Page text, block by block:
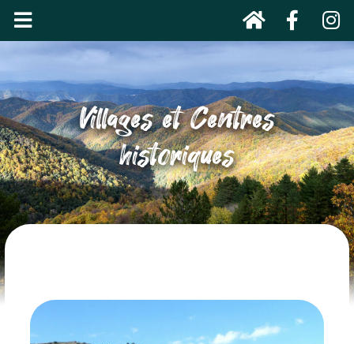
Villages et Centres
historiques